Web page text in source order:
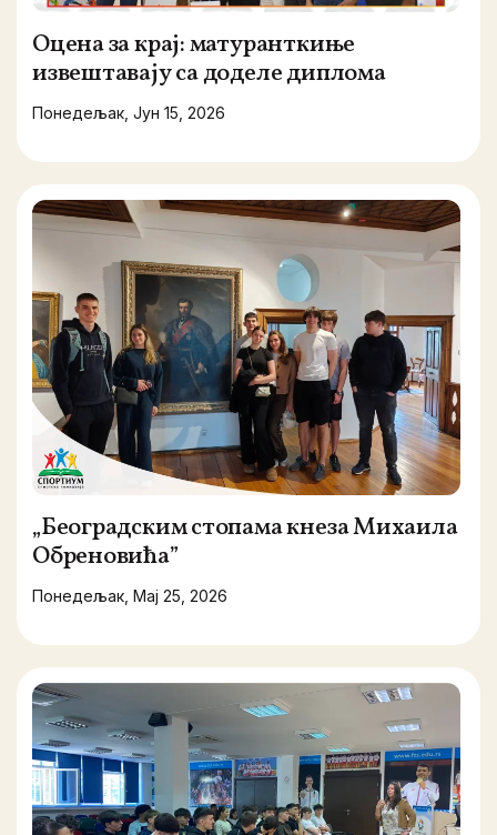
Оцена за крај: матуранткиње
извештавају са доделе диплома
Понедељак, Јун 15, 2026
„Београдским стопама кнеза Михаила
Обреновића”
Понедељак, Мај 25, 2026